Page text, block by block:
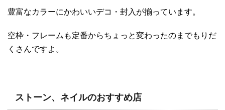
豊富なカラーにかわいいデコ・封入が揃っています。
空枠・フレームも定番からちょっと変わったのまでもりだ
くさんですよ。
ストーン、ネイルのおすすめ店